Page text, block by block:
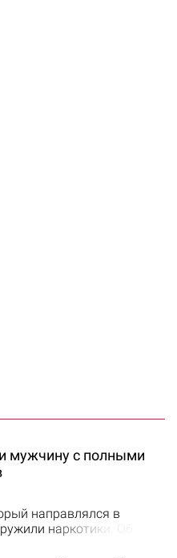
мужчину с полными
направлялся в
наркотики. Об